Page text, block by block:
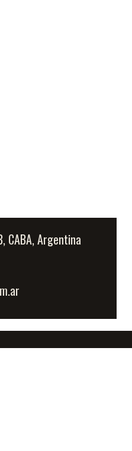
CABA, Argentina